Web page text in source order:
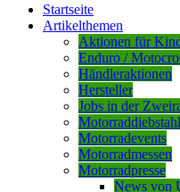
Startseite
Artikelthemen
Aktionen für
Enduro /
Händleraktionen
Hersteller
Jobs in der
Motorraddiebstahl
Motorradevents
Motorradmessen
Motorradpresse
News von